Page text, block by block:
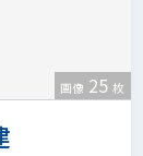
画像 25 枚